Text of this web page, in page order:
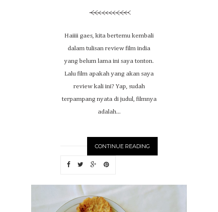
Haiiii gaes, kita bertemu kembali
dalam tulisan review film india
yang belum lama ini saya tonton.
Lalu film apakah yang akan saya
review kali ini? Yap, sudah
terpampang nyata di judul, filmnya
adalah...
CONTINUE READING